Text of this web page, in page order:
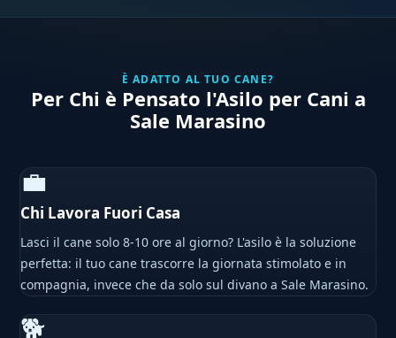
È ADATTO AL TUO CANE?
Per Chi è Pensato l'Asilo per Cani a
Sale Marasino
💼
Chi Lavora Fuori Casa
Lasci il cane solo 8-10 ore al giorno? L'asilo è la soluzione
perfetta: il tuo cane trascorre la giornata stimolato e in
compagnia, invece che da solo sul divano a Sale Marasino.
🐕